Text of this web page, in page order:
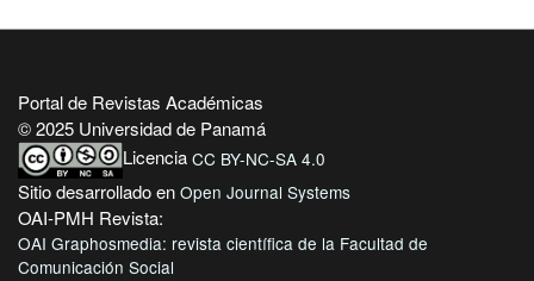
Portal de Revistas Académicas
© 2025 Universidad de Panamá
Licencia CC BY-NC-SA 4.0
Sitio desarrollado en Open Journal Systems
OAI-PMH Revista:
OAI Graphosmedia: revista científica de la Facultad de
Comunicación Social